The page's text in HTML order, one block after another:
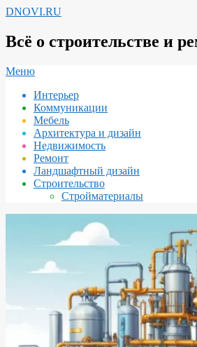
Перейти
содержимому
DNOVI.RU
Всё о строительстве и
Вторичное
навигации
Меню
Интерьер
Коммуникации
Мебель
Архитектура и дизайн
Недвижимость
Ремонт
Ландшафтный дизайн
Строительство
Стройматериалы